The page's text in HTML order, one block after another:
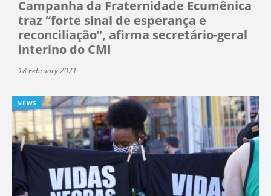
Campanha da Fraternidade Ecumênica
traz “forte sinal de esperança e
reconciliação”, afirma secretário-geral
interino do CMI
18 February 2021
NEWS